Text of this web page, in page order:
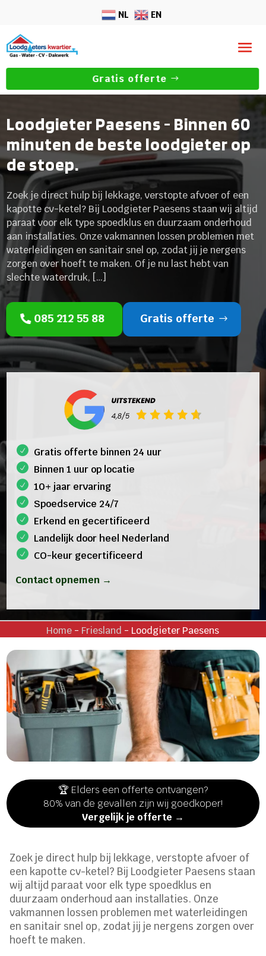
NL EN
Gratis offerte
Loodgieter Paesens - Binnen 60
minuten de beste loodgieter op
de stoep.
Zoek je direct hulp bij lekkage, verstopte afvoer of een
kapotte cv-ketel? Bij Loodgieter Paesens staan wij altijd
paraat voor elk type spoedklus en duurzaam onderhoud
aan installaties. Onze vakmannen lossen problemen met
waterleidingen en sanitair snel op, zodat jij je nergens
zorgen over hoeft te maken. Of je nu last hebt van
slechte waterdruk, […]
085 212 55 88 Gratis offerte
Gratis offerte binnen 24 uur
Binnen 1 uur op locatie
10+ jaar ervaring
Spoedservice 24/7
Erkend en gecertificeerd
Landelijk door heel Nederland
CO-keur gecertificeerd
Contact opnemen →
Home - Friesland - Loodgieter Paesens
🏆 Elders een offerte ontvangen?
80% van de gevallen zijn wij goedkoper!
Vergelijk je offerte →
Zoek je direct hulp bij lekkage, verstopte afvoer of
een kapotte cv-ketel? Bij Loodgieter Paesens staan
wij altijd paraat voor elk type spoedklus en
duurzaam onderhoud aan installaties. Onze
vakmannen lossen problemen met waterleidingen
en sanitair snel op, zodat jij je nergens zorgen over
hoeft te maken.